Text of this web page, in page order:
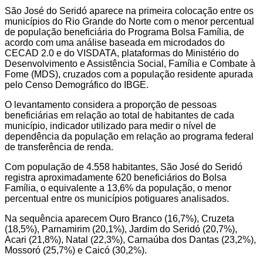
São José do Seridó aparece na primeira colocação entre os
municípios do Rio Grande do Norte com o menor percentual
de população beneficiária do Programa Bolsa Família, de
acordo com uma análise baseada em microdados do
CECAD 2.0 e do VISDATA, plataformas do Ministério do
Desenvolvimento e Assistência Social, Família e Combate à
Fome (MDS), cruzados com a população residente apurada
pelo Censo Demográfico do IBGE.
O levantamento considera a proporção de pessoas
beneficiárias em relação ao total de habitantes de cada
município, indicador utilizado para medir o nível de
dependência da população em relação ao programa federal
de transferência de renda.
Com população de 4.558 habitantes, São José do Seridó
registra aproximadamente 620 beneficiários do Bolsa
Família, o equivalente a 13,6% da população, o menor
percentual entre os municípios potiguares analisados.
Na sequência aparecem Ouro Branco (16,7%), Cruzeta
(18,5%), Parnamirim (20,1%), Jardim do Seridó (20,7%),
Acari (21,8%), Natal (22,3%), Carnaúba dos Dantas (23,2%),
Mossoró (25,7%) e Caicó (30,2%).